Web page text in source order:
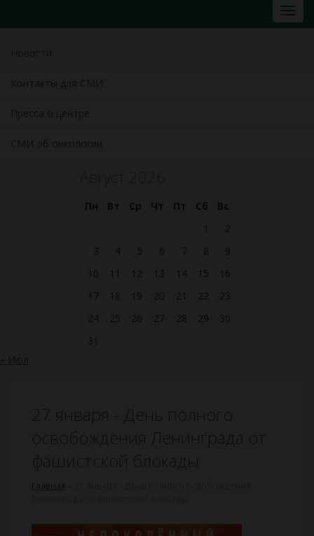
Контакты для СМИ
Пресса о центре
СМИ об онкологии
Пн Вт Ср Чт Пт Сб
Вс
1
2
3
4 5 6 7 8
9
10
11 12 13 14 15
16
17
18 19 20 21 22
23
24
25 26 27 28 29
30
31
« Июл
27 января - День полного
освобождения Ленинграда от
фашистской блокады
Главная